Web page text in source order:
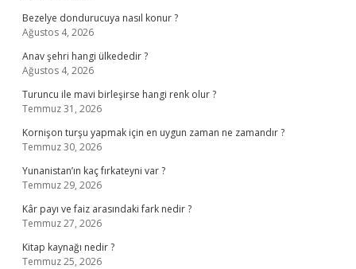
Bezelye dondurucuya nasıl konur ?
Ağustos 4, 2026
Anav şehri hangi ülkededir ?
Ağustos 4, 2026
Turuncu ile mavi birleşirse hangi renk olur ?
Temmuz 31, 2026
Kornişon turşu yapmak için en uygun zaman ne zamandır ?
Temmuz 30, 2026
Yunanistan’ın kaç fırkateyni var ?
Temmuz 29, 2026
Kâr payı ve faiz arasındaki fark nedir ?
Temmuz 27, 2026
Kitap kaynağı nedir ?
Temmuz 25, 2026